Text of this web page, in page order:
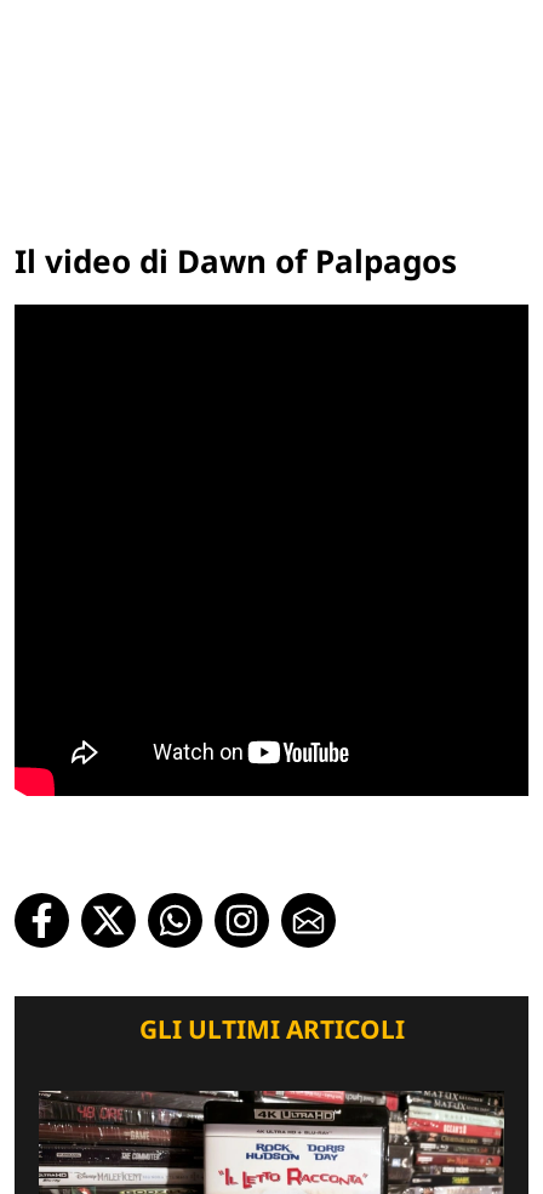
Il video di Dawn of Palpagos
GLI ULTIMI ARTICOLI